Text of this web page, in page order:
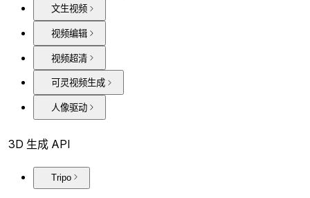
文生视频
视频编辑
视频超清
可灵视频生成
人像驱动
3D 生成 API
Tripo